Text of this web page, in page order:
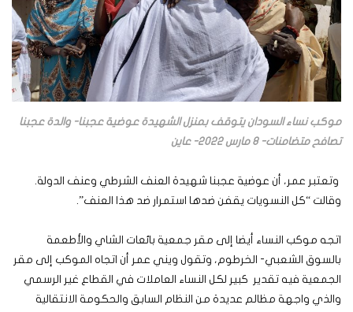
موكب نساء السودان يتوقف بمنزل الشهيدة عوضية عجبنا- والدة عجبنا
تصافح متضامنات- 8 مارس 2022- عاين
وتعتبر عمر، أن عوضية عجبنا شهيدة العنف الشرطي وعنف الدولة.
وقالت “كل النسويات يقفن ضدها استمرار ضد هذا العنف”.
اتجه موكب النساء أيضا إلى مقر جمعية بائعات الشاي والأطعمة
بالسوق الشعبي- الخرطوم، وتقول ويني عمر أن اتجاه الموكب إلى مقر
الجمعية فيه تقدير كبير لكل النساء العاملات في القطاع غير الرسمي
والذي واجهة مظالم عديدة من النظام السابق والحكومة الانتقالية